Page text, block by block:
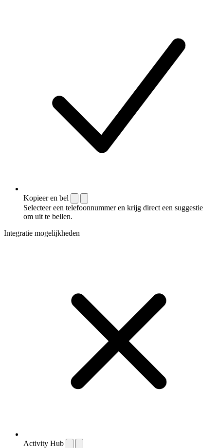
Kopieer en bel
Selecteer een telefoonnummer en krijg direct een suggestie
om uit te bellen.
Integratie mogelijkheden
Activity Hub